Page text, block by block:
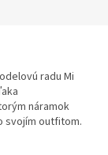
radu Mi
náramok
svojím outfitom.